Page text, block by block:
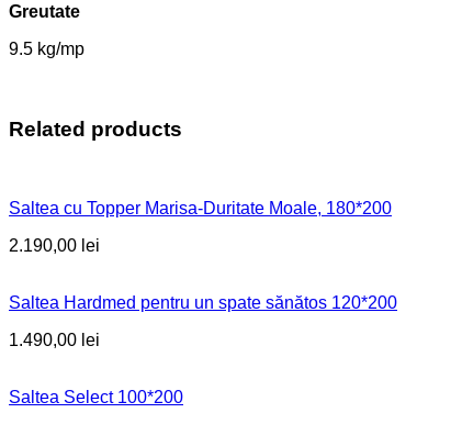
Greutate
9.5 kg/mp
Related products
Saltea cu Topper Marisa-Duritate Moale, 180*200
2.190,00 lei
Saltea Hardmed pentru un spate sănătos 120*200
1.490,00 lei
Saltea Select 100*200